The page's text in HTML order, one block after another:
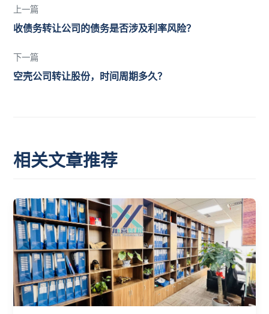
上一篇
收债务转让公司的债务是否涉及利率风险？
下一篇
空壳公司转让股份，时间周期多久？
相关文章推荐